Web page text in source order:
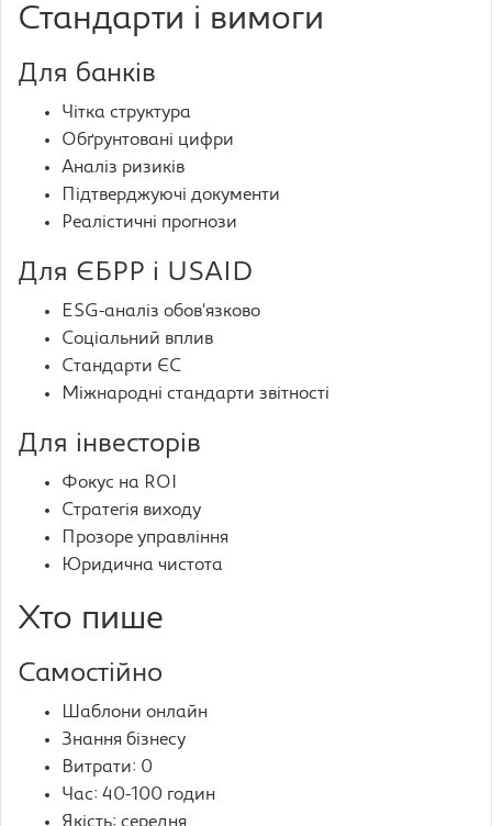
Стандарти і вимоги
Для банків
Чітка структура
Обґрунтовані цифри
Аналіз ризиків
Підтверджуючі документи
Реалістичні прогнози
Для ЄБРР і USAID
ESG-аналіз обов’язково
Соціальний вплив
Стандарти ЄС
Міжнародні стандарти звітності
Для інвесторів
Фокус на ROI
Стратегія виходу
Прозоре управління
Юридична чистота
Хто пише
Самостійно
Шаблони онлайн
Знання бізнесу
Витрати: 0
Час: 40-100 годин